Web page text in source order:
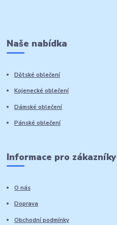
Naše nabídka
Dětské oblečení
Kojenecké oblečení
Dámské oblečení
Pánské oblečení
Informace pro zákazníky
O nás
Doprava
Obchodní podmínky